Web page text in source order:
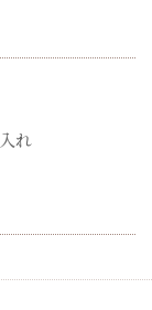
れ